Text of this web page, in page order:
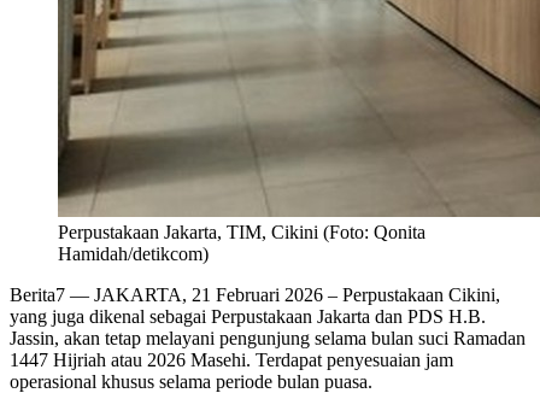
Perpustakaan Jakarta, TIM, Cikini (Foto: Qonita
Hamidah/detikcom)
Berita7 — JAKARTA, 21 Februari 2026 – Perpustakaan Cikini,
yang juga dikenal sebagai Perpustakaan Jakarta dan PDS H.B.
Jassin, akan tetap melayani pengunjung selama bulan suci Ramadan
1447 Hijriah atau 2026 Masehi. Terdapat penyesuaian jam
operasional khusus selama periode bulan puasa.